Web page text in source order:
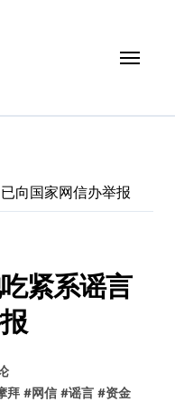
向国家网信办举报
紧系谣言
拜 #网信 #谣言 #资金